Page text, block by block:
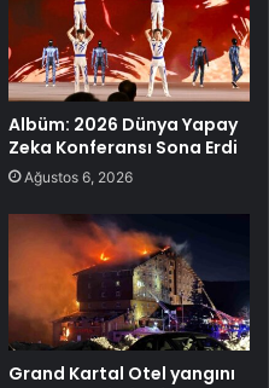
Albüm: 2026 Dünya Yapay
Zeka Konferansı Sona Erdi
Ağustos 6, 2026
Grand Kartal Otel yangını